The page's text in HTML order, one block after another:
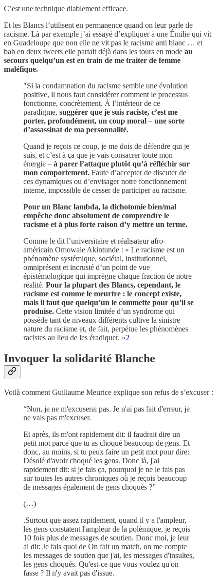
C’est une technique diablement efficace.
Et les Blancs l’utilisent en permanence quand on leur parle de
racisme. Là par exemple j’ai essayé d’expliquer à une Émilie qui vit
en Guadeloupe que non elle ne vit pas le racisme anti blanc … et
bah en deux tweets elle partait déjà dans les tours en mode au
secours quelqu’un est en train de me traiter de femme
maléfique.
"Si la condamnation du racisme semble une évolution
positive, il nous faut considérer comment le processus
fonctionne, concrètement. À l’intérieur de ce
paradigme, suggérer que je suis raciste, c’est me
porter, profondément, un coup moral – une sorte
d’assassinat de ma personnalité.
Quand je reçois ce coup, je me dois de défendre qui je
suis, et c’est à ça que je vais consacrer toute mon
énergie – à parer l’attaque plutôt qu’à réfléchir sur
mon comportement. Faute d’accepter de discuter de
ces dynamiques ou d’envisager notre fonctionnement
interne, impossible de cesser de participer au racisme.
Pour un Blanc lambda, la dichotomie bien/mal
empêche donc absolument de comprendre le
racisme et à plus forte raison d’y mettre un terme.
Comme le dit l’universitaire et réalisateur afro-
américain Omowale Akintunde : « Le racisme est un
phénomène systémique, sociétal, institutionnel,
omniprésent et incrusté d’un point de vue
épistémologique qui imprègne chaque fraction de notre
réalité. Pour la plupart des Blancs, cependant, le
racisme est comme le meurtre : le concept existe,
mais il faut que quelqu’un le commette pour qu’il se
produise. Cette vision limitée d’un syndrome qui
possède tant de niveaux différents cultive la sinistre
nature du racisme et, de fait, perpétue les phénomènes
racistes au lieu de les éradiquer. »2
Invoquer la solidarité Blanche
Voilà comment Guillaume Meurice explique son refus de s’excuser :
“Non, je ne m'excuserai pas. Je n'ai pas fait d'erreur, je
ne vais pas m'excuser.
Et après, ils m'ont rapidement dit: il faudrait dire un
petit mot parce que tu as choqué beaucoup de gens. Et
donc, au moins, si tu peux faire un petit mot pour dire:
Désolé d'avoir choqué les gens. Donc là, j'ai
rapidement dit: si je fais ça, pourquoi je ne le fais pas
sur toutes les autres chroniques où je reçois beaucoup
de messages également de gens choqués ?”
(…)
.Surtout que assez rapidement, quand il y a l'ampleur,
les gens constatent l'ampleur de la polémique, je reçois
10 fois plus de messages de soutien. Donc moi, je leur
ai dit: Je fais quoi de On fait un match, on me compte
les messages de soutien que j'ai, les messages d'insultes,
les gens choqués. Qu'est-ce que vous voulez qu'on
fasse ? Il n'y avait pas d'issue.